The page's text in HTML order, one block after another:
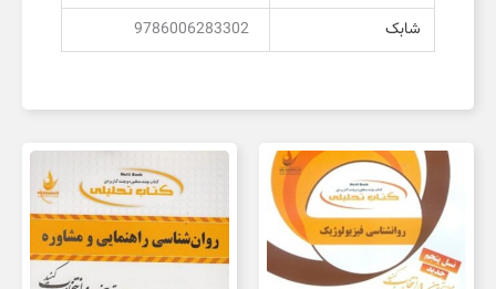
شابک
9786006283302